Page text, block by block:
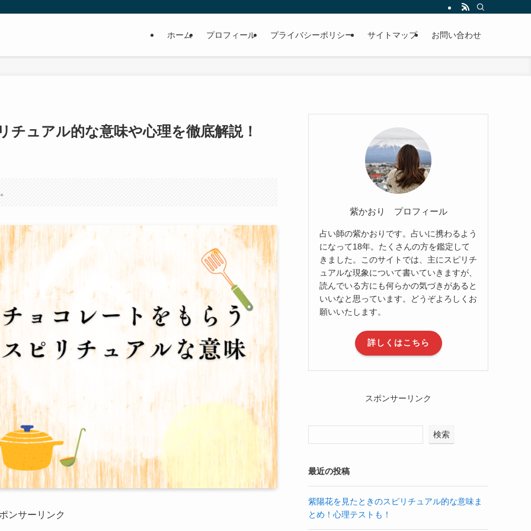
ホーム プロフィール プライバシーポリシー サイトマップ お問い合わせ
ュアル的な意味や心理を徹底解説！
ンサーリンク
紫かおり プロフィール
占い師の紫かおりです。占いに携わるよう
になって18年。たくさんの方を鑑定して
きました。このサイトでは、主にスピリチ
ュアルな現象について書いていきますが、
読んでいる方にも何らかの気づきがあると
いいなと思っています。どうぞよろしくお
願いいたします。
詳しくはこちら
スポンサーリンク
検索
最近の投稿
紫陽花を見たときのスピリチュアル的な意味ま
とめ！心理テストも！